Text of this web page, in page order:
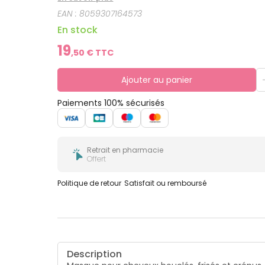
EAN :8059307164573
En stock
19,50 € TTC
Ajouter au panier
Paiements 100% sécurisés
Retrait en pharmacie
Offert
Politique de retour Satisfait ou remboursé
Description